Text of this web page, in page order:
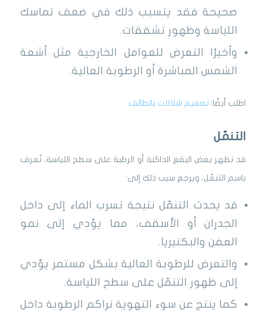
صحيحة فقد يتسبب ذلك في ضعف تماسك
اللياسة وظهور تشققات.
وأخيرًا التعرض للعوامل الخارجية مثل أشعة
الشمس المباشرة أو الرطوبة العالية.
اطلب أيضًا: تصميم شلالات بالطائف
التنمّل
قد تظهر بعض البقع الداكنة أو الرطبة على سطح اللياسة، تُعرف
باسم التنمّل، ويرجع سبب ذلك إلى:
قد يحدث التنمّل نتيجة تسرب الماء إلى داخل
الجدران أو الأسقف، مما يؤدي إلى نمو
العفن والبكتيريا.
والتعرض للرطوبة العالية بشكل مستمر يؤدي
إلى ظهور التنمّل على سطح اللياسة.
كما ينتج عن سوء التهوية تراكم الرطوبة داخل